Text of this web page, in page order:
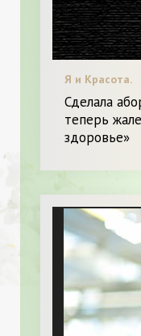
Я и Красота.
Сделала
теперь
здоровье»